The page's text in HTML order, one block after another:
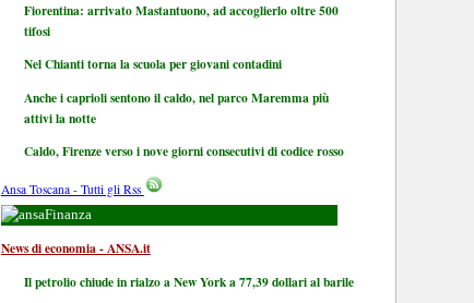
Fiorentina: arrivato Mastantuono, ad accoglierlo oltre 500
tifosi
Nel Chianti torna la scuola per giovani contadini
Anche i caprioli sentono il caldo, nel parco Maremma più
attivi la notte
Caldo, Firenze verso i nove giorni consecutivi di codice rosso
Ansa Toscana - Tutti gli Rss
Finanza
News di economia - ANSA.it
Il petrolio chiude in rialzo a New York a 77,39 dollari al barile